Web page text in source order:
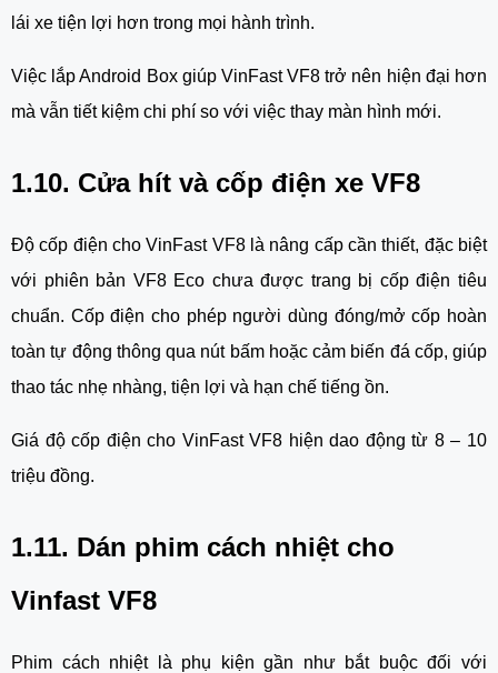
lái xe tiện lợi hơn trong mọi hành trình.
Việc lắp Android Box giúp VinFast VF8 trở nên hiện đại hơn
mà vẫn tiết kiệm chi phí so với việc thay màn hình mới.
1.10. Cửa hít và cốp điện xe VF8
Độ cốp điện cho VinFast VF8 là nâng cấp cần thiết, đặc biệt
với phiên bản VF8 Eco chưa được trang bị cốp điện tiêu
chuẩn. Cốp điện cho phép người dùng đóng/mở cốp hoàn
toàn tự động thông qua nút bấm hoặc cảm biến đá cốp, giúp
thao tác nhẹ nhàng, tiện lợi và hạn chế tiếng ồn.
Giá độ cốp điện cho VinFast VF8 hiện dao động từ 8 – 10
triệu đồng.
1.11. Dán phim cách nhiệt cho
Vinfast VF8
Phim cách nhiệt là phụ kiện gần như bắt buộc đối với